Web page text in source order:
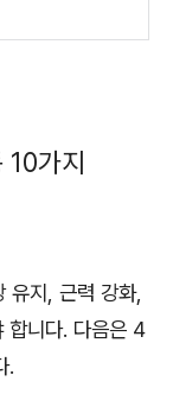
10가지
유지, 근력 강화,
합니다. 다음은 4
.